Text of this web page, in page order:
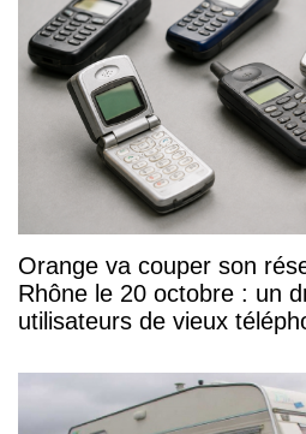
Orange va couper son
Rhône le 20 octobre : un
utilisateurs de vieux